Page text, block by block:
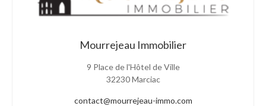
Mourrejeau Immobilier
9 Place de l'Hôtel de Ville
32230 Marciac
contact@mourrejeau-immo.com